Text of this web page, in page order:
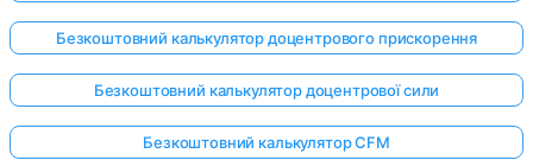
Безкоштовний калькулятор доцентрового прискорення
Безкоштовний калькулятор доцентрової сили
Безкоштовний калькулятор CFM